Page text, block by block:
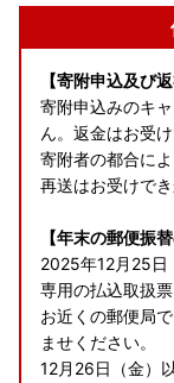
【寄附申込及び
寄附申込みのキ
ん。返金はお受
寄附者の都合に
再送はお受けで
【年末の郵便振
2025年12月25日
専用の払込取扱票
お近くの郵便局
ませください。
12月26日（金）